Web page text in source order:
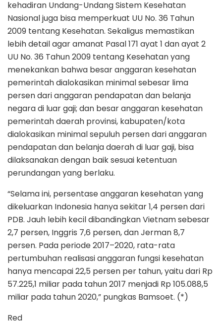
kehadiran Undang-Undang Sistem Kesehatan
Nasional juga bisa memperkuat UU No. 36 Tahun
2009 tentang Kesehatan. Sekaligus memastikan
lebih detail agar amanat Pasal 171 ayat 1 dan ayat 2
UU No. 36 Tahun 2009 tentang Kesehatan yang
menekankan bahwa besar anggaran kesehatan
pemerintah dialokasikan minimal sebesar lima
persen dari anggaran pendapatan dan belanja
negara di luar gaji; dan besar anggaran kesehatan
pemerintah daerah provinsi, kabupaten/kota
dialokasikan minimal sepuluh persen dari anggaran
pendapatan dan belanja daerah di luar gaji, bisa
dilaksanakan dengan baik sesuai ketentuan
perundangan yang berlaku.
“Selama ini, persentase anggaran kesehatan yang
dikeluarkan Indonesia hanya sekitar 1,4 persen dari
PDB. Jauh lebih kecil dibandingkan Vietnam sebesar
2,7 persen, Inggris 7,6 persen, dan Jerman 8,7
persen. Pada periode 2017–2020, rata-rata
pertumbuhan realisasi anggaran fungsi kesehatan
hanya mencapai 22,5 persen per tahun, yaitu dari Rp
57.225,1 miliar pada tahun 2017 menjadi Rp 105.088,5
miliar pada tahun 2020,” pungkas Bamsoet. (*)
Red